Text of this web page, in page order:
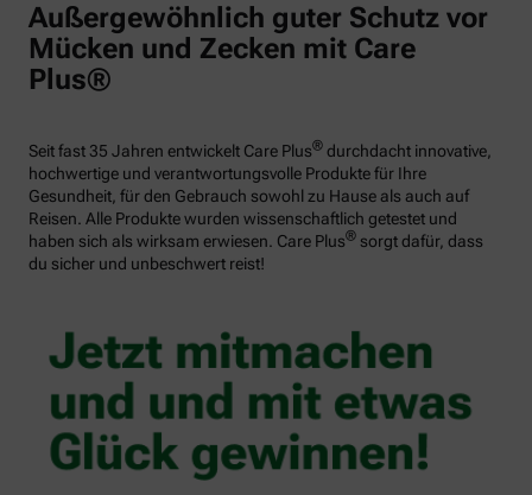
Außergewöhnlich guter Schutz vor
Mücken und Zecken mit Care
Plus®
Seit fast 35 Jahren entwickelt Care Plus® durchdacht innovative,
hochwertige und verantwortungsvolle Produkte für Ihre
Gesundheit, für den Gebrauch sowohl zu Hause als auch auf
Reisen. Alle Produkte wurden wissenschaftlich getestet und
haben sich als wirksam erwiesen. Care Plus® sorgt dafür, dass
du sicher und unbeschwert reist!